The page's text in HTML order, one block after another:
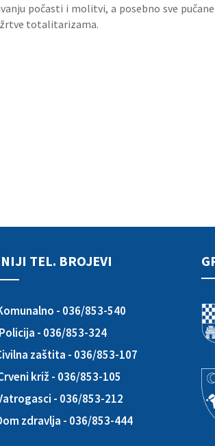
počasti i molitvi, a posebno sve
žrtve totalitarizama.
TEL. BROJEVI
- 036/853-540
Policija - 036/853-324
zaštita - 036/853-107
križ - 036/853-105
- 036/853-212
zdravlja - 036/853-444